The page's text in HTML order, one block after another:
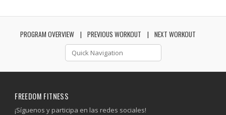
PROGRAM OVERVIEW PREVIOUS WORKOUT NEXT WORKOUT
FREEDOM FITNESS
¡Síguenos y participa en las redes sociales!